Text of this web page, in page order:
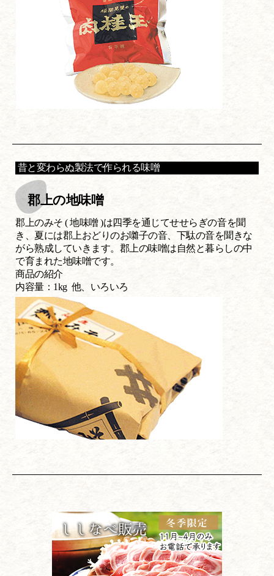
昔と変わらぬ製法で作られる味噌
郡上の地味噌
郡上のみそ ( 地味噌 )は四季を通じてせせらぎの音を聞
き、夏には郡上おどりのお囃子の音、下駄の音を聞きな
がら熟成していきます。郡上の味噌は自然と暮らしの中
で育まれた地味噌です。
商品の紹介
内容量：1kg 他、いろいろ